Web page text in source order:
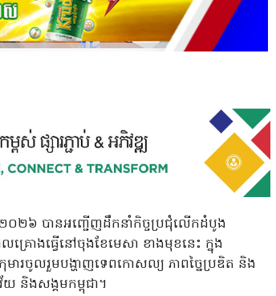
ាំ២០២៦ បានអញ្ជើញដឹកនាំកិច្ចប្រជុំលើកដំបូង
រោងធ្វើនៅចុងខែមេសា ខាងមុខនេះ ក្នុង
រចូលរួមបង្ហាញទេពកោសល្យ ភាពច្នៃប្រឌិត និង
និងសង្គមកម្ពុជា។